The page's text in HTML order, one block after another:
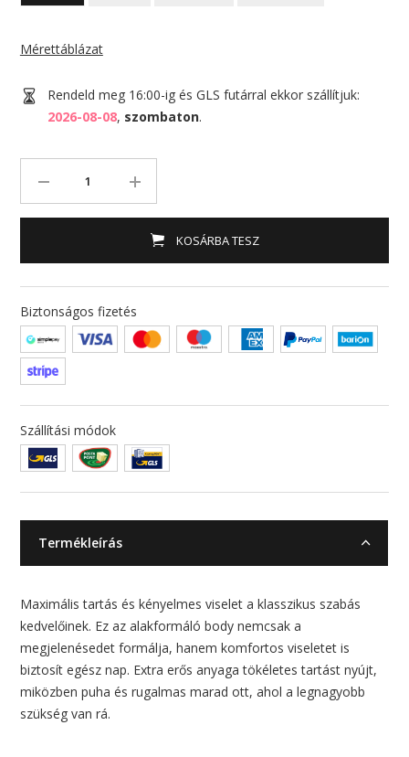
Mérettáblázat
Rendeld meg 16:00-ig és GLS futárral ekkor szállítjuk:
2026-08-08, szombaton.
KOSÁRBA TESZ
Biztonságos fizetés
Szállítási módok
Termékleírás
Maximális tartás és kényelmes viselet a klasszikus szabás
kedvelőinek. Ez az alakformáló body nemcsak a
megjelenésedet formálja, hanem komfortos viseletet is
biztosít egész nap. Extra erős anyaga tökéletes tartást nyújt,
miközben puha és rugalmas marad ott, ahol a legnagyobb
szükség van rá.